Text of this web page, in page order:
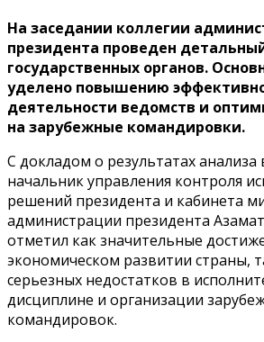
На заседании коллегии
президента проведен
государственных органов.
уделено повышению
деятельности ведомств и
на зарубежные командировки.
С докладом о результатах анализа
начальник управления контроля
решений президента и кабинета
администрации президента
отметил как значительные
экономическом развитии страны,
серьезных недостатков в
дисциплине и организации
командировок.